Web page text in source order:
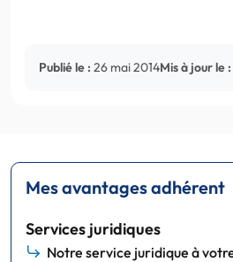
Publié le : 26 mai 2014Mis à jour le :
Mes avantages adhérent
Services juridiques
Notre service juridique à